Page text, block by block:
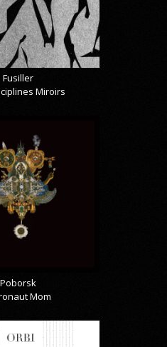
Fusiller
Miroirs
Poborsk
Mom